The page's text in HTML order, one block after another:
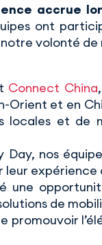
accrue
ont
volonté
Connect China
et en
et de
Day, nos
leur expérience
une
de
promouvoir